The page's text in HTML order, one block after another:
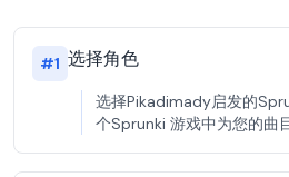
#1 选择角色
选择Pikadimady启发的
个Sprunki 游戏中为您的曲